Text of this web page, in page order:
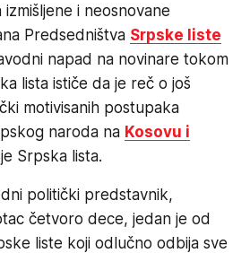
i neosnovane
Predsedništva Srpske liste
napad na novinare tokom
lista ističe da je reč o još
motivisanih postupaka
naroda na Kosovu i
Srpska lista.
politički predstavnik,
četvoro dece, jedan je od
liste koji odlučno odbija sve